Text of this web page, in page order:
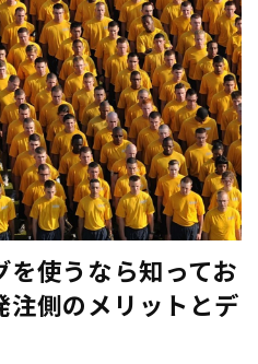
使うなら知ってお
注側のメリットとデ